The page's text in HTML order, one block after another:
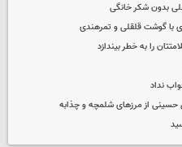
بدون شکر خانگی
با گوشت قلقلی و تمرهندی
نداد